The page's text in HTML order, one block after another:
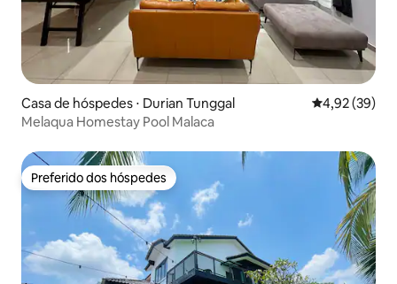
Casa de hóspedes ⋅ Durian Tunggal 4,92 de uma
4,92 (39)
Melaqua Homestay Pool Malaca
Preferido dos hóspedes
Preferido dos hóspedes